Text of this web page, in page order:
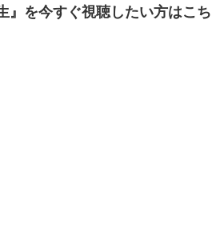
』を今すぐ視聴したい方はこち